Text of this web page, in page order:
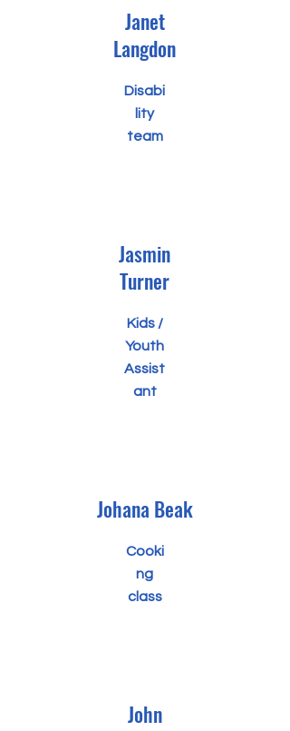
Janet
Langdon
Disabi
lity
team
Jasmin
Turner
Kids /
Youth
Assist
ant
Johana Beak
Cooki
ng
class
John